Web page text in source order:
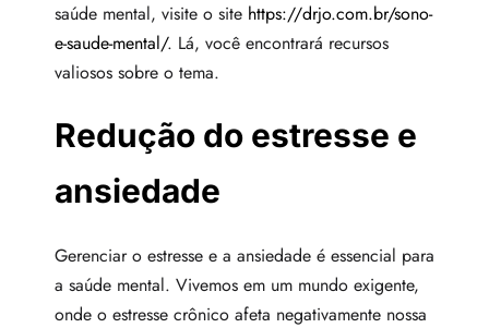
saúde mental, visite o site https://drjo.com.br/sono-
e-saude-mental/. Lá, você encontrará recursos
valiosos sobre o tema.
Redução do estresse e
ansiedade
Gerenciar o estresse e a ansiedade é essencial para
a saúde mental. Vivemos em um mundo exigente,
onde o estresse crônico afeta negativamente nossa